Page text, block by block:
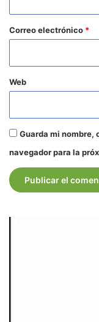
*
Correo electrónico *
Web
Guarda mi nombre,
navegador para la